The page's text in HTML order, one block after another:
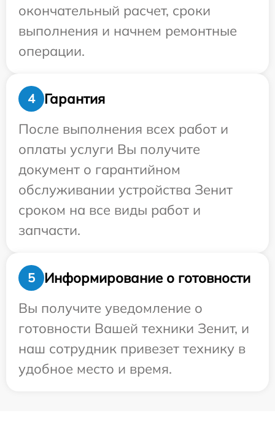
окончательный расчет, сроки
выполнения и начнем ремонтные
операции.
4
Гарантия
После выполнения всех работ и
оплаты услуги Вы получите
документ о гарантийном
обслуживании устройства Зенит
сроком на все виды работ и
запчасти.
5
Информирование о готовности
Вы получите уведомление о
готовности Вашей техники Зенит, и
наш сотрудник привезет технику в
удобное место и время.